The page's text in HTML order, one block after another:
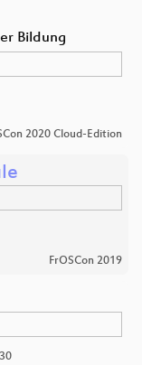
Bildung
2020 Cloud-Edition
FrOSCon 2019